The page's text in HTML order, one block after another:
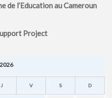
de l’Education au Cameroun
Project
J V S D